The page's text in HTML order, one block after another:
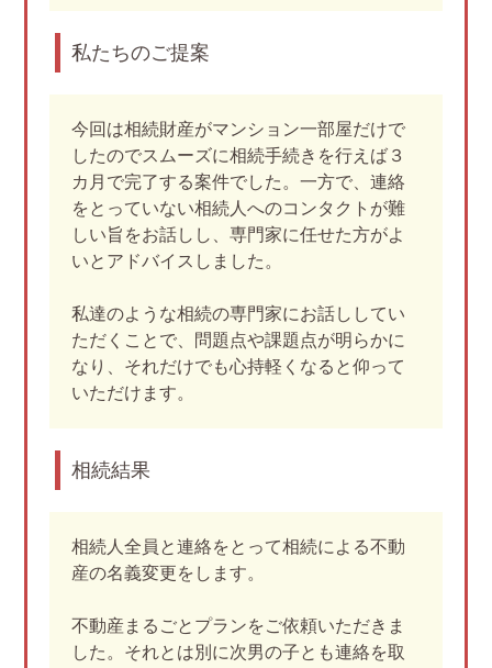
私たちのご提案
今回は相続財産がマンション一部屋だけで
したのでスムーズに相続手続きを行えば３
カ月で完了する案件でした。一方で、連絡
をとっていない相続人へのコンタクトが難
しい旨をお話しし、専門家に任せた方がよ
いとアドバイスしました。
私達のような相続の専門家にお話ししてい
ただくことで、問題点や課題点が明らかに
なり、それだけでも心持軽くなると仰って
いただけます。
相続結果
相続人全員と連絡をとって相続による不動
産の名義変更をします。
不動産まるごとプランをご依頼いただきま
した。それとは別に次男の子とも連絡を取